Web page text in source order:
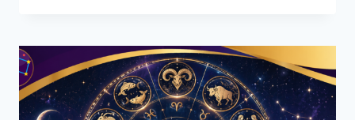
MENJAGA
KESEIMBANGAN
EMOSI
DAN
PRIORITAS